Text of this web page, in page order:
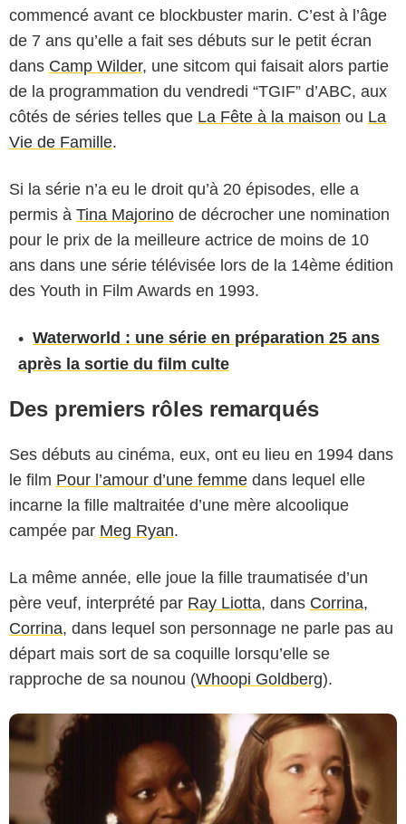
commencé avant ce blockbuster marin. C’est à l’âge
de 7 ans qu’elle a fait ses débuts sur le petit écran
dans Camp Wilder, une sitcom qui faisait alors partie
de la programmation du vendredi “TGIF” d’ABC, aux
côtés de séries telles que La Fête à la maison ou La
Vie de Famille.
Si la série n’a eu le droit qu’à 20 épisodes, elle a
permis à Tina Majorino de décrocher une nomination
pour le prix de la meilleure actrice de moins de 10
ans dans une série télévisée lors de la 14ème édition
des Youth in Film Awards en 1993.
Waterworld : une série en préparation 25 ans
après la sortie du film culte
Des premiers rôles remarqués
Ses débuts au cinéma, eux, ont eu lieu en 1994 dans
le film Pour l’amour d’une femme dans lequel elle
incarne la fille maltraitée d’une mère alcoolique
campée par Meg Ryan.
La même année, elle joue la fille traumatisée d’un
père veuf, interprété par Ray Liotta, dans Corrina,
Corrina, dans lequel son personnage ne parle pas au
départ mais sort de sa coquille lorsqu’elle se
rapproche de sa nounou (Whoopi Goldberg).